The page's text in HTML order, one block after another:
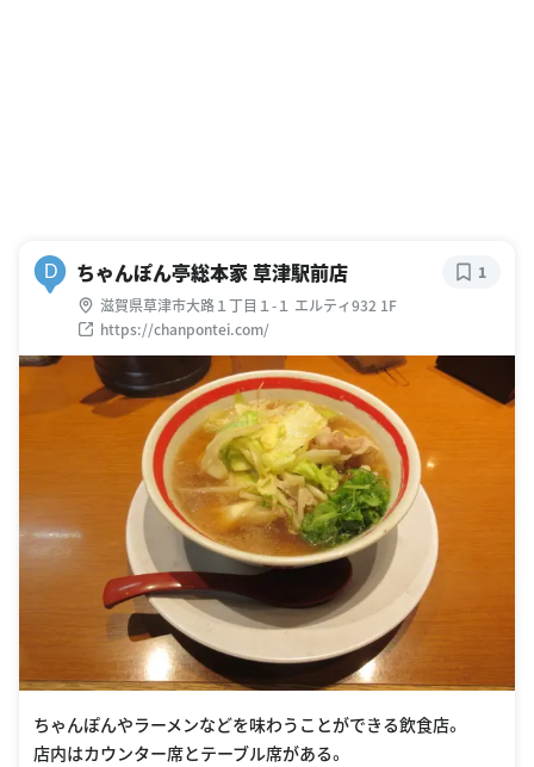
D ちゃんぽん亭総本家 草津駅前店
滋賀県草津市大路１丁目１-１ エルティ932 1F
https://chanpontei.com/
1
ちゃんぽんやラーメンなどを味わうことができる飲食店。
店内はカウンター席とテーブル席がある。